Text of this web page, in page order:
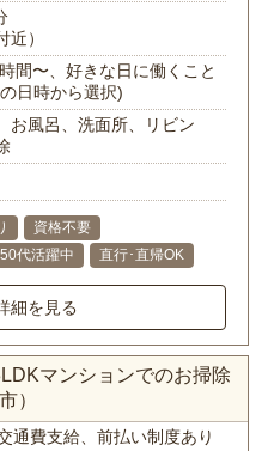
近）
間〜、好きな日に働くこと
日時から選択)
お風呂、洗面所、リビン
資格不要
代活躍中 直行･直帰OK
細を見る
マンションでのお掃除
）
交通費支給、前払い制度あり